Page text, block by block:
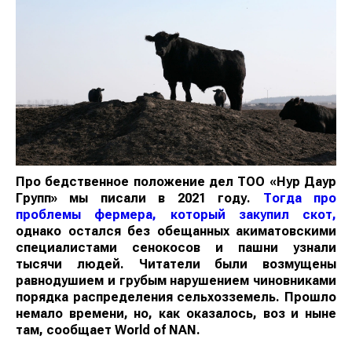
Про бедственное положение дел ТОО «Нур Даур
Групп» мы писали в 2021 году. Тогда про
проблемы фермера, который закупил скот,
однако остался без обещанных акиматовскими
специалистами сенокосов и пашни узнали
тысячи людей. Читатели были возмущены
равнодушием и грубым нарушением чиновниками
порядка распределения сельхозземель. Прошло
немало времени, но, как оказалось, воз и ныне
там, сообщает World of NAN.